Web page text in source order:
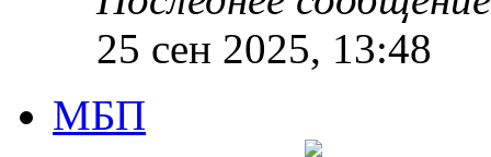
25 сен 2025, 13:48
МБП